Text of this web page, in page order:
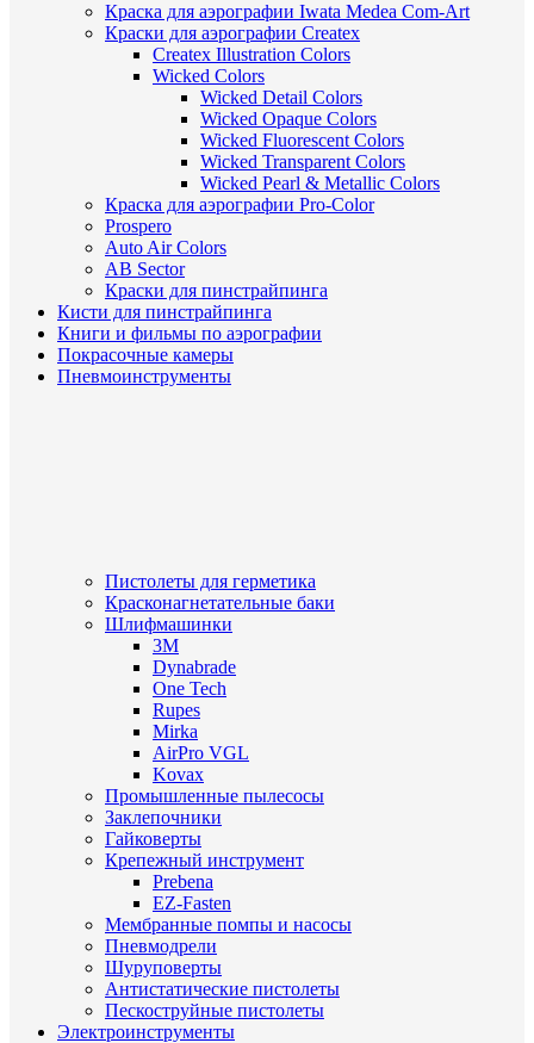
Краска для аэрографии Iwata Medea Com-Art
Краски для аэрографии Createx
Createx Illustration Colors
Wicked Colors
Wicked Detail Colors
Wicked Opaque Colors
Wicked Fluorescent Colors
Wicked Transparent Colors
Wicked Pearl & Metallic Colors
Краска для аэрографии Pro-Color
Prospero
Auto Air Colors
AB Sector
Краски для пинстрайпинга
Кисти для пинстрайпинга
Книги и фильмы по аэрографии
Покрасочные камеры
Пневмоинструменты
Пистолеты для герметика
Красконагнетательные баки
Шлифмашинки
3M
Dynabrade
One Tech
Rupes
Mirka
AirPro VGL
Kovax
Промышленные пылесосы
Заклепочники
Гайковерты
Крепежный инструмент
Prebena
EZ-Fasten
Мембранные помпы и насосы
Пневмодрели
Шуруповерты
Антистатические пистолеты
Пескоструйные пистолеты
Электроинструменты